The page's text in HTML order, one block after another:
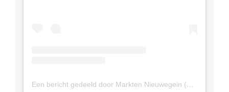
Een bericht gedeeld door Markten Nieuwegein (@markten_nieuwegein)